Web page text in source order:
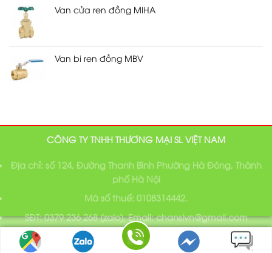
Van cửa ren đồng MIHA
Van bi ren đồng MBV
CÔNG TY TNHH THƯƠNG MẠI SL VIỆT NAM
Địa chỉ: số 124, Đường Thanh Bình Phường Hà Đông, Thành
phố Hà Nội
Mã số thuế: 0108314442.
SĐT: 0379 236 268 (zalo), Email: chanslvn@gmail.com
Bản quyền thuộc về SL Việt Nam